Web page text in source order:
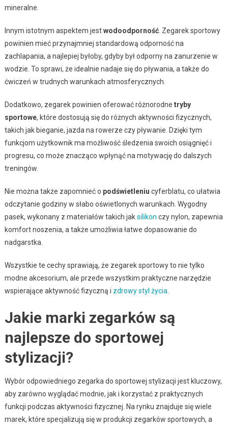
mineralne.
Innym istotnym aspektem jestwodoodporność. Zegarek sportowy
powinien mieć przynajmniej standardową odporność na
zachlapania, a najlepiej byłoby, gdyby był odporny na zanurzenie w
wodzie. To sprawi, że idealnie nadaje się do pływania, a także do
ćwiczeń w trudnych warunkach atmosferycznych.
Dodatkowo, zegarek powinien oferować różnorodne tryby
sportowe, które dostosują się do różnych aktywności fizycznych,
takich jak bieganie, jazda na rowerze czy pływanie. Dzięki tym
funkcjom użytkownik ma możliwość śledzenia swoich osiągnięć i
progresu, co może znacząco wpłynąć na motywację do dalszych
treningów.
Nie można także zapomnieć o podświetleniu cyferblatu, co ułatwia
odczytanie godziny w słabo oświetlonych warunkach. Wygodny
pasek, wykonany z materiałów takich jaksilikon czy nylon, zapewnia
komfort noszenia, a także umożliwia łatwe dopasowanie do
nadgarstka.
Wszystkie te cechy sprawiają, że zegarek sportowy to nie tylko
modne akcesorium, ale przede wszystkim praktyczne narzędzie
wspierające aktywność fizyczną i zdrowy styl życia
Jakie marki zegarków są
najlepsze do sportowej
stylizacji?
Wybór odpowiedniego zegarka do sportowej stylizacji jest kluczowy,
aby zarówno wyglądać modnie, jak i korzystać z praktycznych
funkcji podczas aktywności fizycznej. Na rynku znajduje się wiele
marek, które specjalizują się w produkcji zegarków sportowych, a